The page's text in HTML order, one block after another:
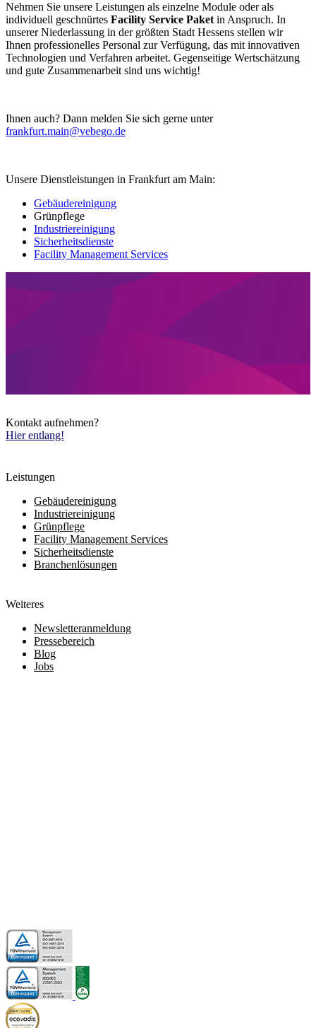
Nehmen Sie unsere Leistungen als einzelne Module oder als
individuell geschnürtes Facility Service Paketin Anspruch. In
unserer Niederlassung in der größten Stadt Hessens stellen wir
Ihnen professionelles Personal zur Verfügung, das mit innovativen
Technologien und Verfahren arbeitet. Gegenseitige Wertschätzung
und gute Zusammenarbeit sind uns wichtig!
Ihnen auch? Dann melden Sie sich gerne unter
frankfurt.main@vebego.de
Unsere Dienstleistungen in Frankfurt am Main:
Gebäudereinigung
Grünpflege
Industriereinigung
Sicherheitsdienste
Facility Management Services
Kontakt aufnehmen?
Hier entlang!
Leistungen
Gebäudereinigung
Industriereinigung
Grünpflege
Facility Management Services
Sicherheitsdienste
Branchenlösungen
Weiteres
Newsletteranmeldung
Pressebereich
Blog
Jobs